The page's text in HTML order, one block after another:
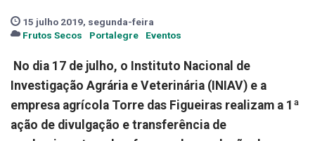
15 julho 2019, segunda-feira
Frutos Secos
Portalegre Eventos
No dia 17 de julho, o Instituto Nacional de
Investigação Agrária e Veterinária (INIAV) e a
empresa agrícola Torre das Figueiras realizam a 1ª
ação de divulgação e transferência de